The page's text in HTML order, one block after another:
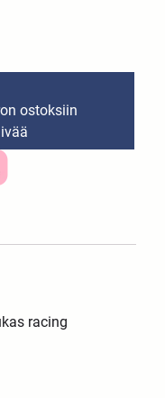
ostoksiin
racing